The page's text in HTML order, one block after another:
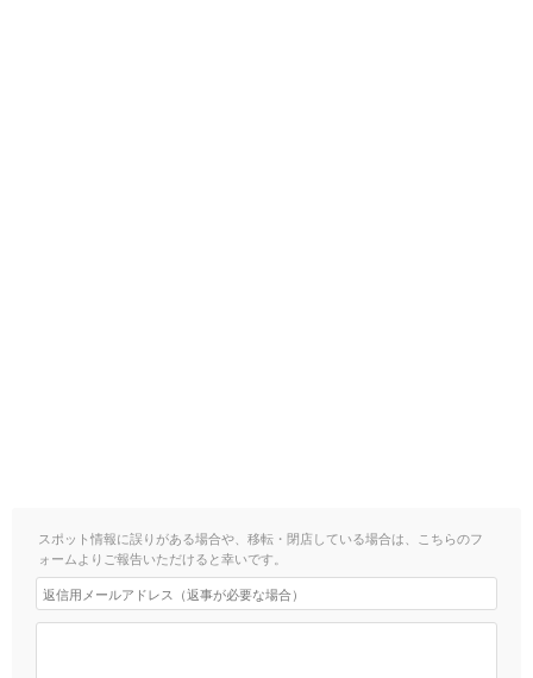
スポット情報に誤りがある場合や、移転・閉店している場合は、こちらのフ
ォームよりご報告いただけると幸いです。